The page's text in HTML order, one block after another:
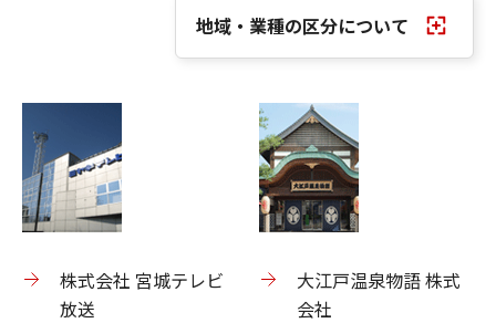
地域・業種の区分について
株式会社 宮城テレビ
放送
大江戸温泉物語 株式
会社